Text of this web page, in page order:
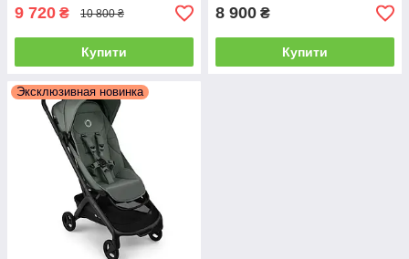
9 720 ₴ 10 800 ₴
Купити
8 900 ₴
Купити
Эксклюзивная новинка